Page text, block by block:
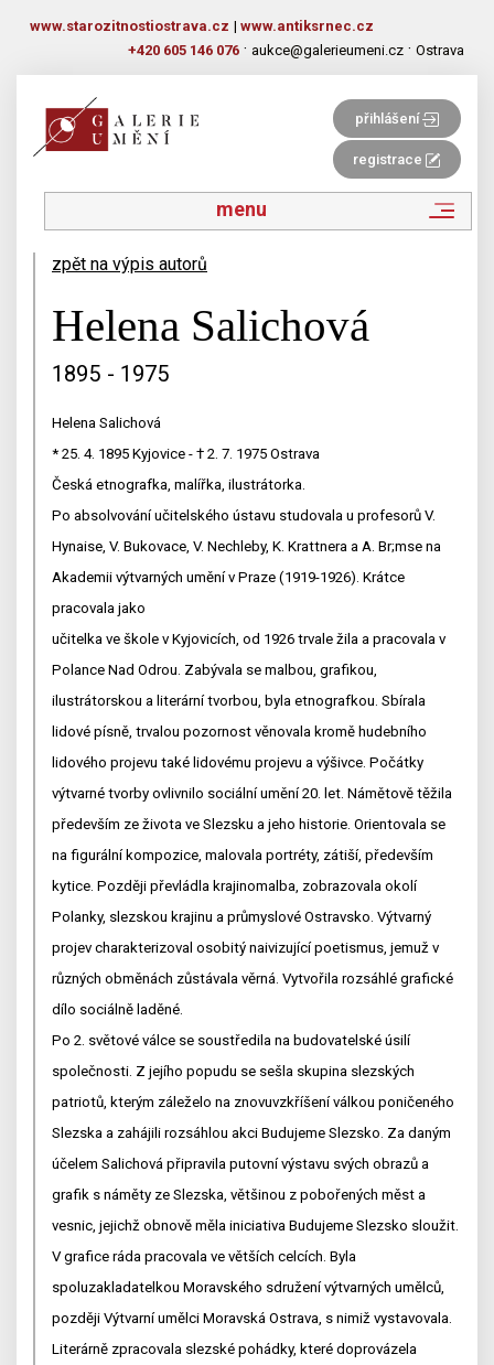
www.starozitnostiostrava.cz | www.antiksrnec.cz
+420 605 146 076 · aukce@galerieumeni.cz · Ostrava
přihlášení
registrace
menu
zpět na výpis autorů
Helena Salichová
1895 - 1975
Helena Salichová
* 25. 4. 1895 Kyjovice - † 2. 7. 1975 Ostrava
Česká etnografka, malířka, ilustrátorka.
Po absolvování učitelského ústavu studovala u profesorů V.
Hynaise, V. Bukovace, V. Nechleby, K. Krattnera a A. Br;mse na
Akademii výtvarných umění v Praze (1919-1926). Krátce
pracovala jako
učitelka ve škole v Kyjovicích, od 1926 trvale žila a pracovala v
Polance Nad Odrou. Zabývala se malbou, grafikou,
ilustrátorskou a literární tvorbou, byla etnografkou. Sbírala
lidové písně, trvalou pozornost věnovala kromě hudebního
lidového projevu také lidovému projevu a výšivce. Počátky
výtvarné tvorby ovlivnilo sociální umění 20. let. Námětově těžila
především ze života ve Slezsku a jeho historie. Orientovala se
na figurální kompozice, malovala portréty, zátiší, především
kytice. Později převládla krajinomalba, zobrazovala okolí
Polanky, slezskou krajinu a průmyslové Ostravsko. Výtvarný
projev charakterizoval osobitý naivizující poetismus, jemuž v
různých obměnách zůstávala věrná. Vytvořila rozsáhlé grafické
dílo sociálně laděné.
Po 2. světové válce se soustředila na budovatelské úsilí
společnosti. Z jejího popudu se sešla skupina slezských
patriotů, kterým záleželo na znovuvzkříšení válkou poničeného
Slezska a zahájili rozsáhlou akci Budujeme Slezsko. Za daným
účelem Salichová připravila putovní výstavu svých obrazů a
grafik s náměty ze Slezska, většinou z pobořených měst a
vesnic, jejichž obnově měla iniciativa Budujeme Slezsko sloužit.
V grafice ráda pracovala ve větších celcích. Byla
spoluzakladatelkou Moravského sdružení výtvarných umělců,
později Výtvarní umělci Moravská Ostrava, s nimiž vystavovala.
Literárně zpracovala slezské pohádky, které doprovázela